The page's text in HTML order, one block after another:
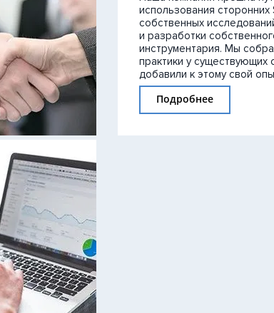
использования
собственных
и разработки
инструментария. Мы
практики у существующих
добавили к этому свой
Подробнее
Сквозная аналитика
Управление репутацией и
юридическая поддержка
Управление репутацией
Юридическая поддержка
Тест на